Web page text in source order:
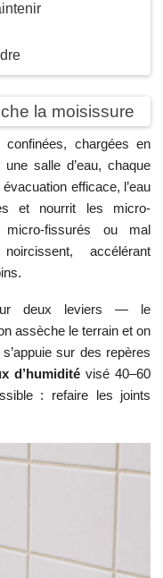
la moisissure
chargées en
salle d’eau, chaque
efficace, l’eau
et nourrit les micro-
fissurés ou mal
accélérant
deux leviers — le
assèche le terrain et on
sur des repères
d’humidité visé 40–60
: refaire les joints